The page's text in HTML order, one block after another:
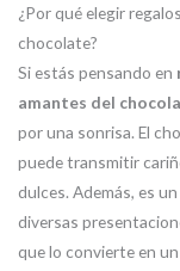
¿Por qué elegir
chocolate?
Si estás pensando en
amantes del
por una sonrisa. El
puede transmitir
dulces. Además, es
diversas
que lo convierte en